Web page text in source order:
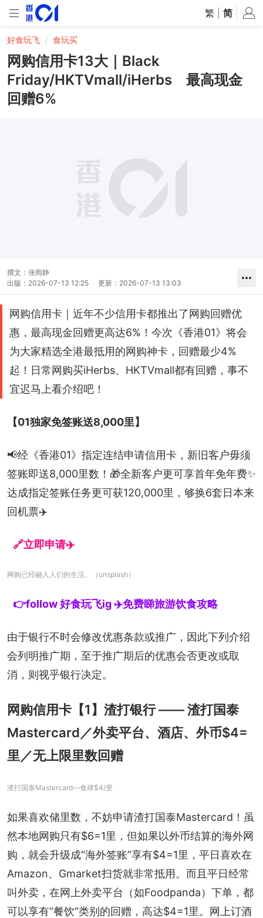
繁 简
好食玩飞 食玩买
网购信用卡13大｜Black
Friday/HKTVmall/iHerbs 最高现金
回赠6%
撰文： 张雨静
出版： 2026-07-13 12:25 更新： 2026-07-13 13:03
网购信用卡｜近年不少信用卡都推出了网购回赠优
惠，最高现金回赠更高达6%！今次《香港01》将会
为大家精选全港最抵用的网购神卡，回赠最少4%
起！日常网购买iHerbs、HKTVmall都有回赠，事不
宜迟马上看介绍吧！
【01独家免签账送8,000里】
📢经《香港01》指定连结申请信用卡，新旧客户毋须
签账即送8,000里数！🎁全新客户更可享首年免年费✨
达成指定签账任务更可获120,000里，够换6套日本来
回机票✈️
🔗立即申请✈️
网购已经融入人们的生活。（unsplash）
👉follow 好食玩飞ig ✈️免费睇旅游饮食攻略
由于银行不时会修改优惠条款或推广，因此下列介绍
会列明推广期，至于推广期后的优惠会否更改或取
消，则视乎银行决定。
网购信用卡【1】渣打银行 —— 渣打国泰
Mastercard／外卖平台、酒店、外币$4=
里／无上限里数回赠
渣打国泰Mastercard—食肆$4/里
如果喜欢储里数，不妨申请渣打国泰Mastercard！虽
然本地网购只有$6=1里，但如果以外币结算的海外网
购，就会升级成“海外签账”享有$4=1里，平日喜欢在
Amazon、Gmarket扫货就非常抵用。而且平日经常
叫外卖，在网上外卖平台（如Foodpanda）下单，都
可以享有“餐饮”类别的回赠，高达$4=1里。网上订酒